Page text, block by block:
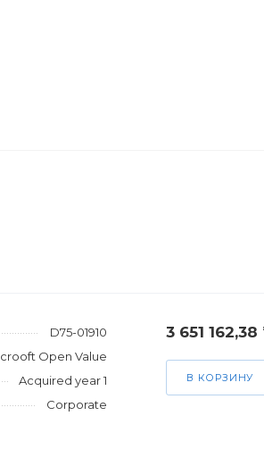
D75-01910
Open Value
Acquired year 1
Corporate
3 651 162,38
В КОРЗИНУ